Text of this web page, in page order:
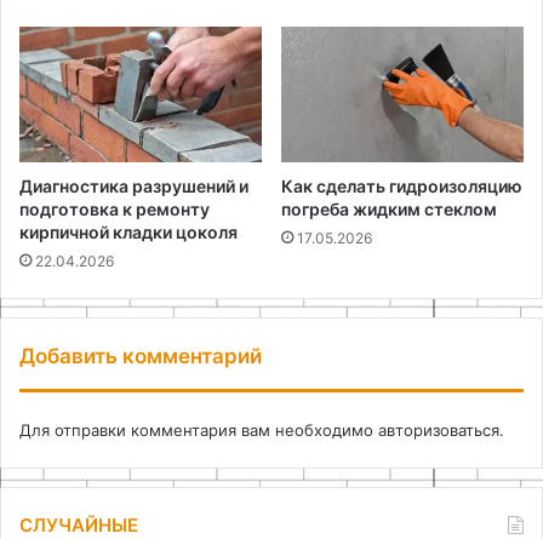
Диагностика разрушений и
подготовка к ремонту
кирпичной кладки цоколя
22.04.2026
Как сделать гидроизоляцию
погреба жидким стеклом
17.05.2026
Добавить комментарий
Для отправки комментария вам необходимо авторизоваться.
СЛУЧАЙНЫЕ